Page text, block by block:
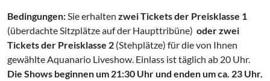
Bedingungen: Sie erhalten zwei Tickets der Preisklasse 1
(überdachte Sitzplätze auf der Haupttribüne) oderzwei
Tickets der Preisklasse 2 (Stehplätze) für die von Ihnen
gewählte Aquanario Liveshow. Einlass ist täglich ab 20 Uhr.
Die Shows beginnen um 21:30 Uhr und enden um ca. 23 Uhr.